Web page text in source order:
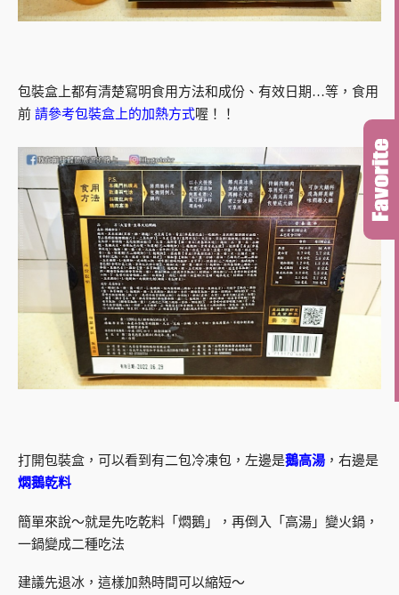
包裝盒上都有清楚寫明食用方法和成份、有效日期…等，食用
前 請參考包裝盒上的加熱方式喔！！
打開包裝盒，可以看到有二包冷凍包，左邊是鵝高湯 ，右邊是
燜鵝乾料
簡單來說～就是先吃乾料「燜鵝」，再倒入「高湯」變火鍋，
一鍋變成二種吃法
建議先退冰，這樣加熱時間可以縮短～